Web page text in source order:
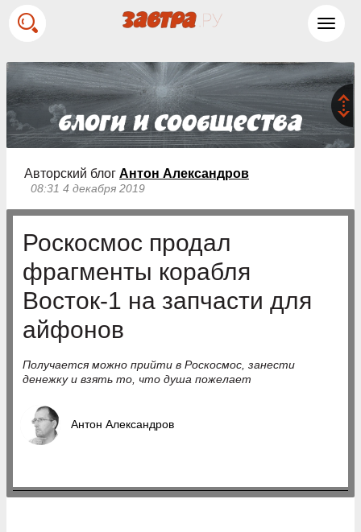
Авторский блог Антон Александров
08:31 4 декабря 2019
Роскосмос продал
фрагменты корабля
Восток-1 на запчасти для
айфонов
Получается можно прийти в Роскосмос, занести
денежку и взять то, что душа пожелает
Антон Александров